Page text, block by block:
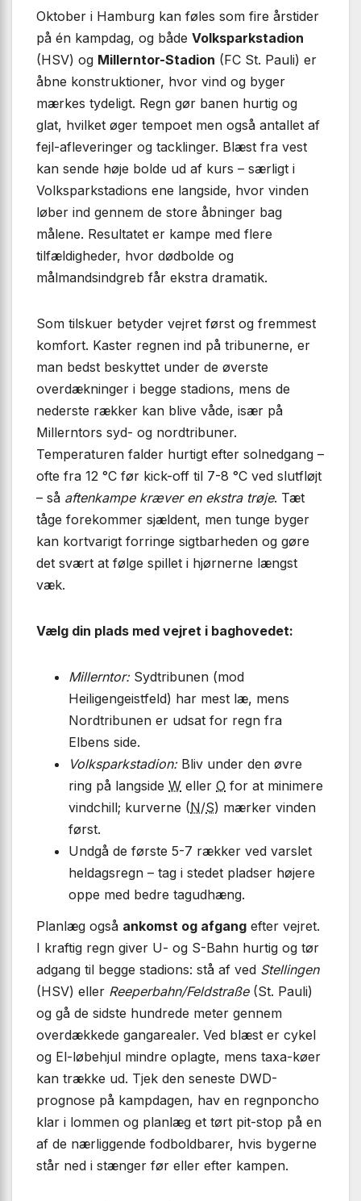
Oktober i Hamburg kan føles som fire årstider
på én kampdag, og både Volksparkstadion
(HSV) og Millerntor-Stadion (FC St. Pauli) er
åbne konstruktioner, hvor vind og byger
mærkes tydeligt. Regn gør banen hurtig og
glat, hvilket øger tempoet men også antallet af
fejl-afleveringer og tacklinger. Blæst fra vest
kan sende høje bolde ud af kurs – særligt i
Volksparkstadions ene langside, hvor vinden
løber ind gennem de store åbninger bag
målene. Resultatet er kampe med flere
tilfældigheder, hvor dødbolde og
målmandsindgreb får ekstra dramatik.
Som tilskuer betyder vejret først og fremmest
komfort. Kaster regnen ind på tribunerne, er
man bedst beskyttet under de øverste
overdækninger i begge stadions, mens de
nederste rækker kan blive våde, især på
Millerntors syd- og nordtribuner.
Temperaturen falder hurtigt efter solnedgang –
ofte fra 12 °C før kick-off til 7-8 °C ved slutfløjt
– så aftenkampe kræver en ekstra trøje. Tæt
tåge forekommer sjældent, men tunge byger
kan kortvarigt forringe sigtbarheden og gøre
det svært at følge spillet i hjørnerne længst
væk.
Vælg din plads med vejret i baghovedet:
Millerntor:Sydtribunen (mod
Heiligengeistfeld) har mest læ, mens
Nordtribunen er udsat for regn fra
Elbens side.
Volksparkstadion:Bliv under den øvre
ring på langside W eller O for at minimere
vindchill; kurverne (N/S) mærker vinden
først.
Undgå de første 5-7 rækker ved varslet
heldagsregn – tag i stedet pladser højere
oppe med bedre tagudhæng.
Planlæg også ankomst og afgang efter vejret.
I kraftig regn giver U- og S-Bahn hurtig og tør
adgang til begge stadions: stå af ved Stellingen
(HSV) eller Reeperbahn/Feldstraße(St. Pauli)
og gå de sidste hundrede meter gennem
overdækkede gangarealer. Ved blæst er cykel
og El-løbehjul mindre oplagte, mens taxa-køer
kan trække ud. Tjek den seneste DWD-
prognose på kampdagen, hav en regnponcho
klar i lommen og planlæg et tørt pit-stop på en
af de nærliggende fodboldbarer, hvis bygerne
står ned i stænger før eller efter kampen.